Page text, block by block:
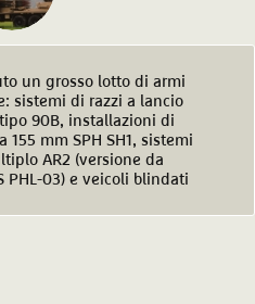
un grosso lotto di armi
sistemi di razzi a lancio
90B, installazioni di
mm SPH SH1, sistemi
AR2 (versione da
PHL-03) e veicoli blindati